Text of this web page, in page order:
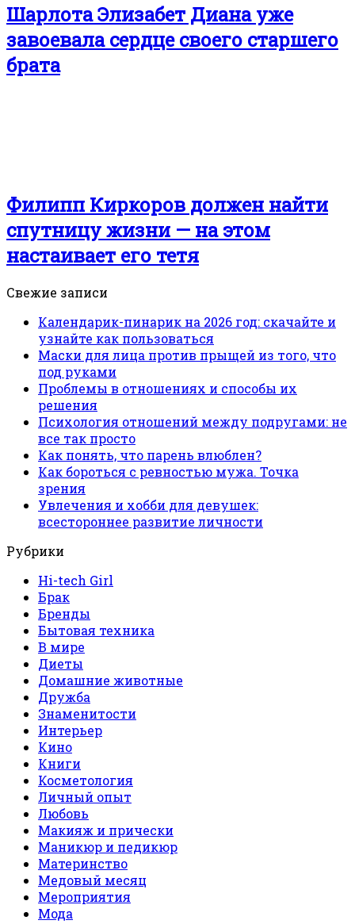
Шарлота Элизабет Диана уже
завоевала сердце своего старшего
брата
Филипп Киркоров должен найти
спутницу жизни — на этом
настаивает его тетя
Свежие записи
Календарик-пинарик на 2026 год: скачайте и
узнайте как пользоваться
Маски для лица против прыщей из того, что
под руками
Проблемы в отношениях и способы их
решения
Психология отношений между подругами: не
все так просто
Как понять, что парень влюблен?
Как бороться с ревностью мужа. Точка
зрения
Увлечения и хобби для девушек:
всестороннее развитие личности
Рубрики
Hi-tech Girl
Брак
Бренды
Бытовая техника
В мире
Диеты
Домашние животные
Дружба
Знаменитости
Интерьер
Кино
Книги
Косметология
Личный опыт
Любовь
Макияж и прически
Маникюр и педикюр
Материнство
Медовый месяц
Мероприятия
Мода